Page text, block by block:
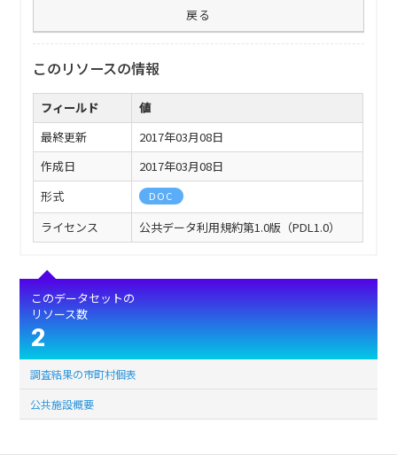
戻る
このリソースの情報
フィールド
値
最終更新
2017年03月08日
作成日
2017年03月08日
形式
DOC
ライセンス 公共データ利用規約第1.0版（PDL1.0）
このデータセットの
リソース数
2
調査結果の市町村個表
公共施設概要